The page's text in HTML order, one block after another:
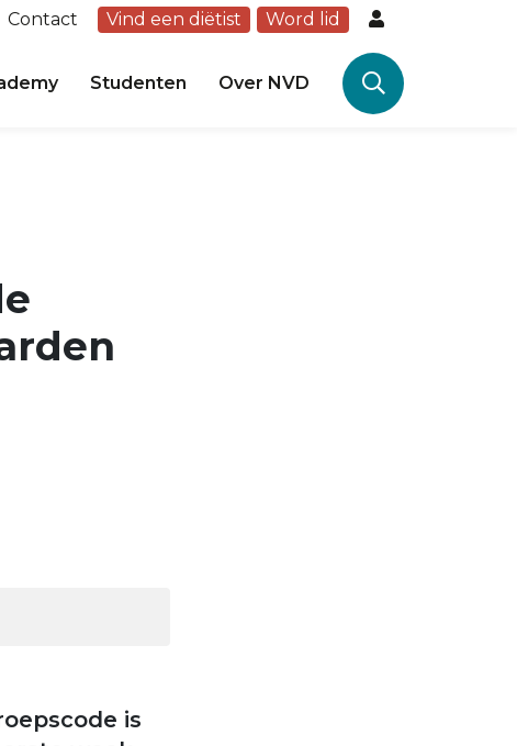
Contact Vind een diëtist Word lid
Studenten Over NVD
is